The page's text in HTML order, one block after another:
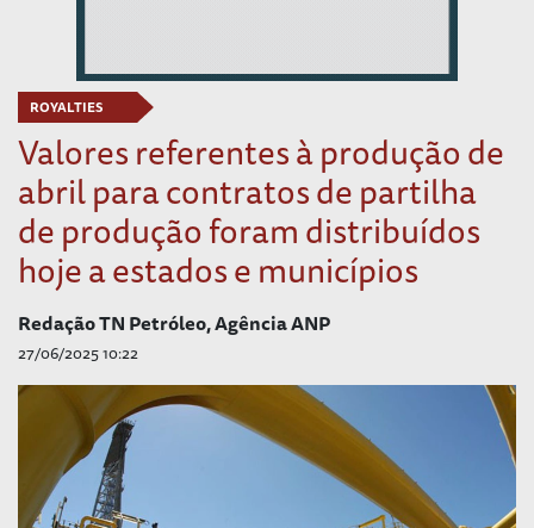
ROYALTIES
Valores referentes à produção de
abril para contratos de partilha
de produção foram distribuídos
hoje a estados e municípios
Redação TN Petróleo, Agência ANP
27/06/2025 10:22